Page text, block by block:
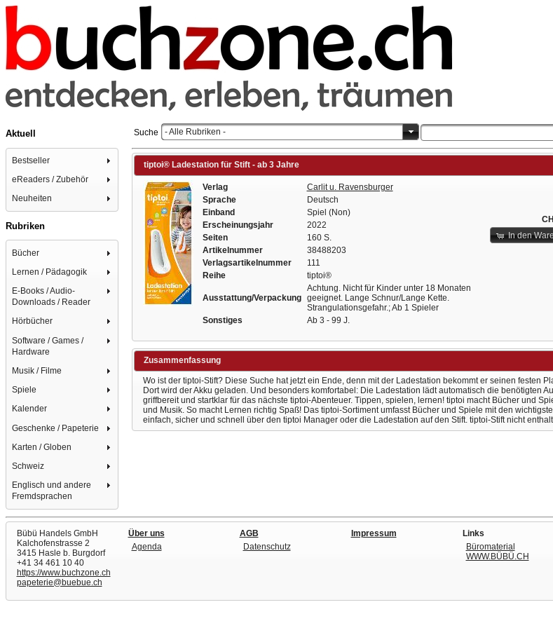
Aktuell
Bestseller
eReaders / Zubehör
Neuheiten
Rubriken
Bücher
Lernen / Pädagogik
E-Books / Audio-
Downloads / Reader
Hörbücher
Software / Games /
Hardware
Musik / Filme
Spiele
Kalender
Geschenke / Papeterie
Karten / Globen
Schweiz
Englisch und andere
Fremdsprachen
Suche - Alle Rubriken -
tiptoi® Ladestation für Stift - ab 3 Jahre
Verlag
Carlit u. Ravensburger
Sprache
Deutsch
Einband
Spiel (Non)
Erscheinungsjahr
2022
Seiten
160 S.
Artikelnummer
38488203
Verlagsartikelnummer
111
Reihe
tiptoi®
Ausstattung/Verpackung
Achtung. Nicht für Kinder unter 18 Monaten
geeignet. Lange Schnur/Lange Kette.
Strangulationsgefahr.; Ab 1 Spieler
Sonstiges
Ab 3 - 99 J.
In den
Zusammenfassung
Wo ist der tiptoi-Stift? Diese Suche hat jetzt ein Ende, denn mit der Ladestation bekommt er seinen festen
Dort wird der Akku geladen. Und besonders komfortabel: Die Ladestation lädt automatisch die benötigten
griffbereit und startklar für das nächste tiptoi-Abenteuer. Tippen, spielen, lernen! tiptoi macht Bücher und
und Musik. So macht Lernen richtig Spaß! Das tiptoi-Sortiment umfasst Bücher und Spiele mit den
einfach, sicher und schnell über den tiptoi Manager oder die Ladestation auf den Stift. tiptoi-Stift nicht
Bübü Handels GmbH
Kalchofenstrasse 2
3415 Hasle b. Burgdorf
+41 34 461 10 40
https://www.buchzone.ch
papeterie@buebue.ch
Über uns
Agenda
AGB
Datenschutz
Impressum
Links
Büromaterial
WWW.BÜBÜ.CH